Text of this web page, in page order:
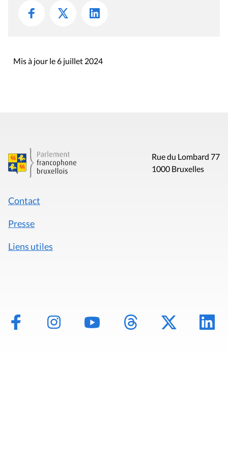
Mis à jour le 6 juillet 2024
Rue du Lombard 77
1000 Bruxelles
Contact
Presse
Liens utiles